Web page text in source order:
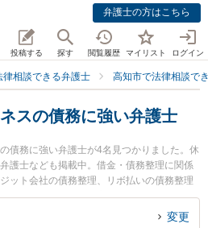
弁護士の方はこちら
投稿する 探す 閲覧履歴 マイリスト ログイン
律相談できる弁護士 高知市で法律相談で
スの債務に強い弁護士
債務に強い弁護士が4名見つかりました。休
護士なども掲載中。借金・債務整理に関係
ット会社の債務整理、リボ払いの債務整理
でき便利です。特に高知ロイヤルオーク法
法律事務所の久保 宜弘弁護士、やいろ法律
変更